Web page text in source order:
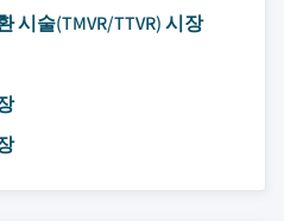
시술(TMVR/TTVR) 시장